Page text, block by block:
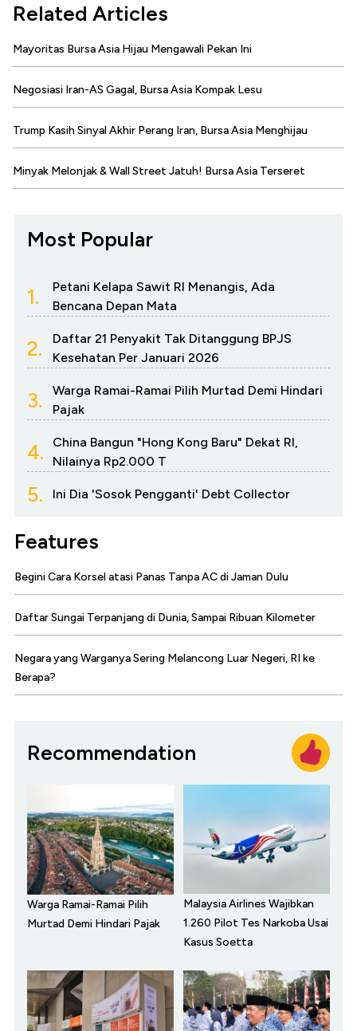
Related Articles
Mayoritas Bursa Asia Hijau Mengawali Pekan Ini
Negosiasi Iran-AS Gagal, Bursa Asia Kompak Lesu
Trump Kasih Sinyal Akhir Perang Iran, Bursa Asia Menghijau
Minyak Melonjak & Wall Street Jatuh! Bursa Asia Terseret
Most Popular
1.
Petani Kelapa Sawit RI Menangis, Ada
Bencana Depan Mata
2.
Daftar 21 Penyakit Tak Ditanggung BPJS
Kesehatan Per Januari 2026
3.
Warga Ramai-Ramai Pilih Murtad Demi Hindari
Pajak
4.
China Bangun "Hong Kong Baru" Dekat RI,
Nilainya Rp2.000 T
5. Ini Dia 'Sosok Pengganti' Debt Collector
Features
Begini Cara Korsel atasi Panas Tanpa AC di Jaman Dulu
Daftar Sungai Terpanjang di Dunia, Sampai Ribuan Kilometer
Negara yang Warganya Sering Melancong Luar Negeri, RI ke
Berapa?
Recommendation
Warga Ramai-Ramai Pilih
Murtad Demi Hindari Pajak
Malaysia Airlines Wajibkan
1.260 Pilot Tes Narkoba Usai
Kasus Soetta